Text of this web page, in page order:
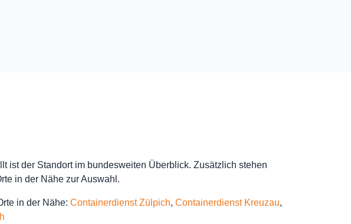
ist der Standort im bundesweiten Überblick. Zusätzlich stehen
in der Nähe zur Auswahl.
in der Nähe: Containerdienst Zülpich, Containerdienst Kreuzau,